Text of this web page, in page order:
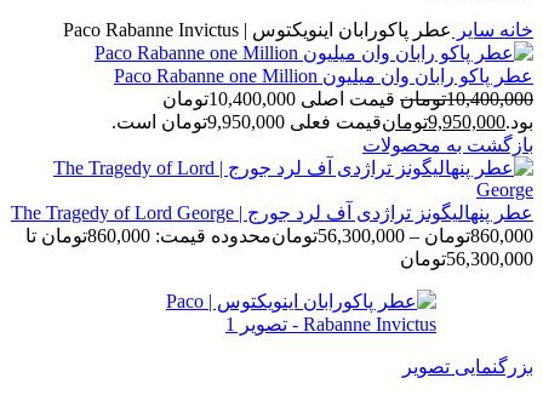
خانه سایر عطر پاکورابان اینویکتوس | Paco Rabanne Invictus
عطر پاکو رابان وان میلیون Paco Rabanne one Million
10,400,000تومان
قیمت اصلی 10,400,000تومان
بود.9,950,000تومانقیمت فعلی 9,950,000تومان است.
بازگشت به محصولات
عطر پنهالیگونز تراژدی آف لرد جورج | The Tragedy of Lord George
860,000تومان –
56,300,000تومان
محدوده قیمت: 860,000تومان تا
56,300,000تومان
بزرگنمایی تصویر